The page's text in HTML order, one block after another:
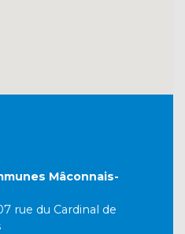
Mâconnais-
rue du Cardinal de